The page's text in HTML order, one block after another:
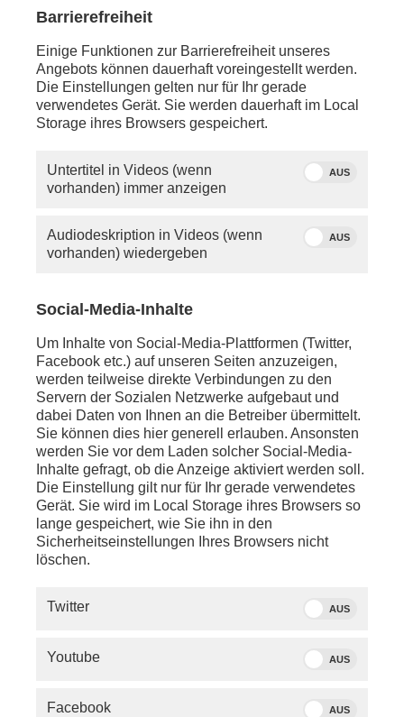
SERVICE
Barrierefreiheit
Einige Funktionen zur Barrierefreiheit unseres
Angebots können dauerhaft voreingestellt werden.
Die Einstellungen gelten nur für Ihr gerade
verwendetes Gerät. Sie werden dauerhaft im Local
Storage ihres Browsers gespeichert.
Untertitel in Videos (wenn
vorhanden) immer anzeigen
AUS
Audiodeskription in Videos (wenn
vorhanden) wiedergeben
AUS
Social-Media-Inhalte
Um Inhalte von Social-Media-Plattformen (Twitter,
Facebook etc.) auf unseren Seiten anzuzeigen,
werden teilweise direkte Verbindungen zu den
Servern der Sozialen Netzwerke aufgebaut und
dabei Daten von Ihnen an die Betreiber übermittelt.
Sie können dies hier generell erlauben. Ansonsten
werden Sie vor dem Laden solcher Social-Media-
Inhalte gefragt, ob die Anzeige aktiviert werden soll.
Die Einstellung gilt nur für Ihr gerade verwendetes
Gerät. Sie wird im Local Storage ihres Browsers so
lange gespeichert, wie Sie ihn in den
Sicherheitseinstellungen Ihres Browsers nicht
löschen.
Twitter AUS
Youtube AUS
Facebook AUS